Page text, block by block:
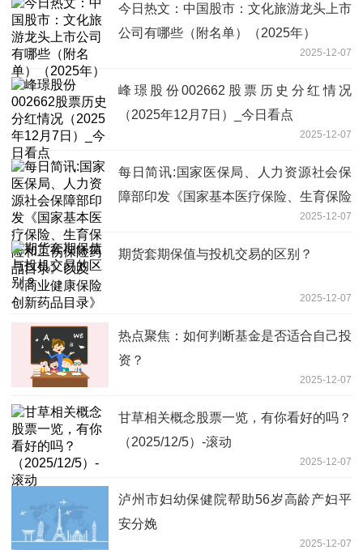
今日热文：中国股市：文化旅游龙头上市
公司有哪些（附名单）（2025年）
2025-12-07
峰璟股份002662股票历史分红情况
（2025年12月7日）_今日看点
2025-12-07
每日简讯:国家医保局、人力资源社会保
障部印发《国家基本医疗保险、生育保险
和工伤保险药品目录》以及《商业健康保
险创新药品目录》
2025-12-07
期货套期保值与投机交易的区别？
2025-12-07
热点聚焦：如何判断基金是否适合自己投
资？
2025-12-07
甘草相关概念股票一览，有你看好的吗？
（2025/12/5）-滚动
2025-12-07
泸州市妇幼保健院帮助56岁高龄产妇平
安分娩
2025-12-07